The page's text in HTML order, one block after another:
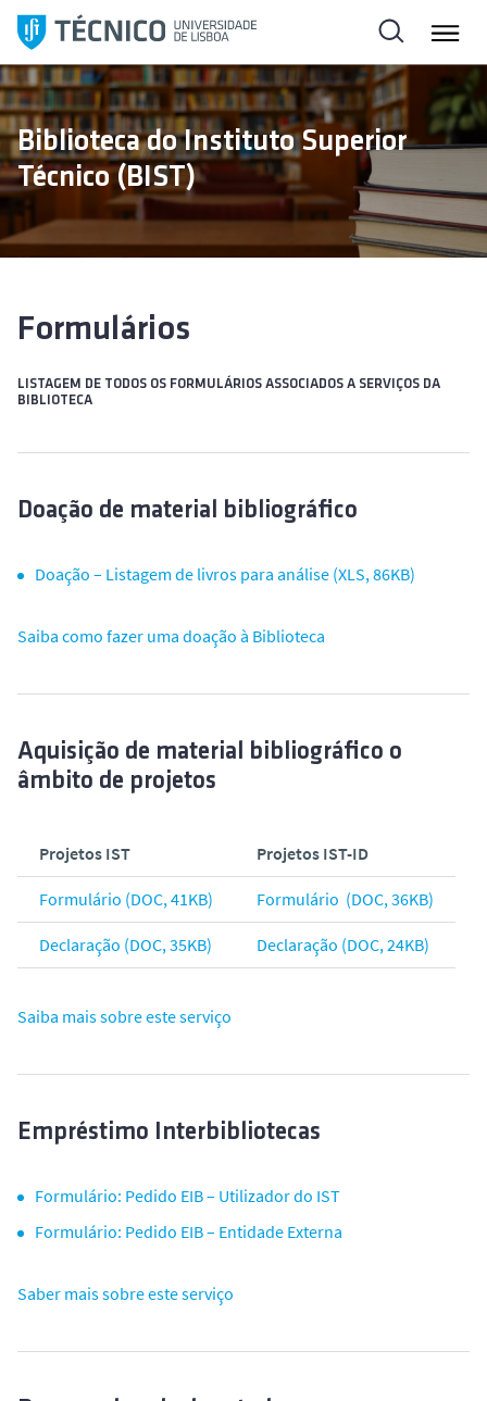
i
p
t
o
c
o
t
Biblioteca do Instituto Superior
Técnico (BIST)
Formulários
LISTAGEM DE TODOS OS FORMULÁRIOS ASSOCIADOS A SERVIÇOS DA
BIBLIOTECA
Doação de material bibliográfico
Doação – Listagem de livros para análise (XLS, 86KB)
Saiba como fazer uma doação à Biblioteca
Aquisição de material bibliográfico o
âmbito de projetos
Projetos IST Projetos IST-ID
Formulário (DOC, 41KB) Formulário (DOC, 36KB)
Declaração (DOC, 35KB) Declaração (DOC, 24KB)
Saiba mais sobre este serviço
Empréstimo Interbibliotecas
Formulário: Pedido EIB – Utilizador do IST
Formulário: Pedido EIB – Entidade Externa
Saber mais sobre este serviço